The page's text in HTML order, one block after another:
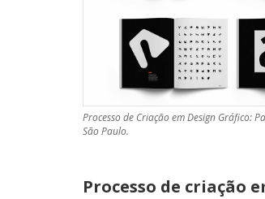
Processo de Criação em Design Gráfico:
São Paulo.
Processo de criação